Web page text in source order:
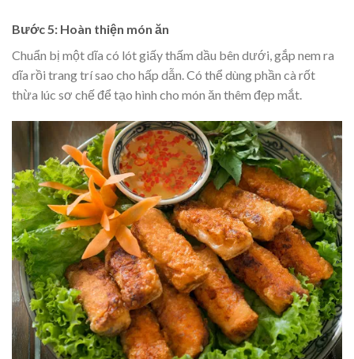
Bước 5: Hoàn thiện món ăn
Chuẩn bị một dĩa có lót giấy thấm dầu bên dưới, gắp nem ra
dĩa rồi trang trí sao cho hấp dẫn. Có thể dùng phần cà rốt
thừa lúc sơ chế để tạo hình cho món ăn thêm đẹp mắt.